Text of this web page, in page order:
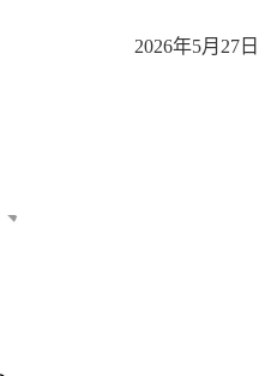
2026年5月27日